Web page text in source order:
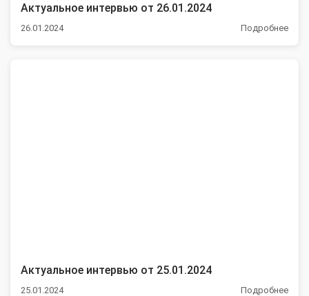
Актуальное интервью от 26.01.2024
26.01.2024 Подробнее
Актуальное интервью от 25.01.2024
25.01.2024 Подробнее